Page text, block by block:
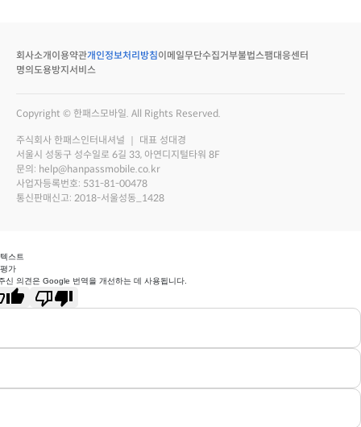
회사소개 이용약관개인정보처리방침이메일무단수집거부불법스팸대응센터
명의도용방지서비스
Copyright © 한패스모바일. All Rights Reserved.
주식회사 한패스인터내셔널 ｜ 대표 성대경
서울시 성동구 성수일로 6길 33, 아연디지털타워 8F
문의: help@hanpassmobile.co.kr
사업자등록번호: 531-81-00478
통신판매신고: 2018-서울성동_1428
스트
가
신 의견은 Google 번역을 개선하는 데 사용됩니다.